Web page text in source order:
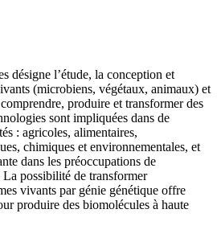
désigne l’étude, la conception et
(microbiens, végétaux, animaux) et
produire et transformer des
sont impliquées dans de
: agricoles, alimentaires,
chimiques et environnementales, et
dans les préoccupations de
possibilité de transformer
vivants par génie génétique offre
produire des biomolécules à haute